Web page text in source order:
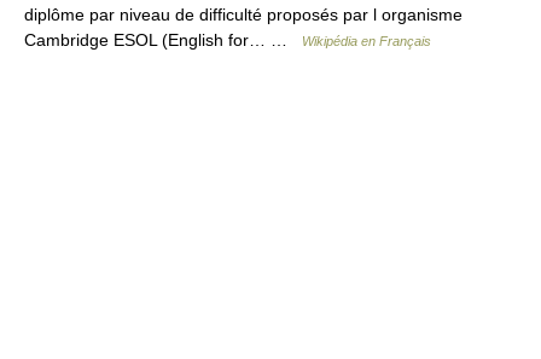
diplôme par niveau de difficulté proposés par l organisme
Cambridge ESOL (English for… …
Wikipédia en Français